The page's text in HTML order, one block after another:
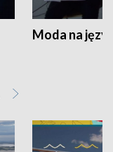
Moda na